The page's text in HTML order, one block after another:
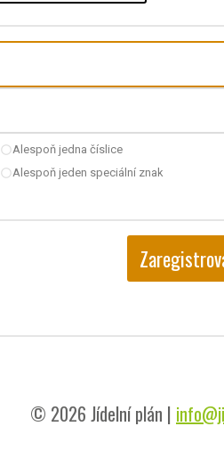
radio_button_uncheckedAlespoň jedna číslice
radio_button_uncheckedAlespoň jeden speciální znak
© 2026 Jídelní plán |